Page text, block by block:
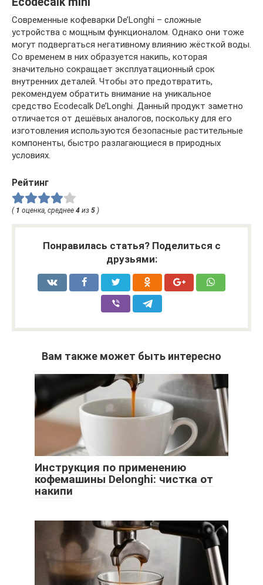
Современные кофеварки De’Longhi – сложные
устройства с мощным функционалом. Однако они тоже
могут подвергаться негативному влиянию жёсткой воды.
Со временем в них образуется накипь, которая
значительно сокращает эксплуатационный срок
внутренних деталей. Чтобы это предотвратить,
рекомендуем обратить внимание на уникальное
средство Ecodecalk De’Longhi. Данный продукт заметно
отличается от дешёвых аналогов, поскольку для его
изготовления используются безопасные растительные
компоненты, быстро разлагающиеся в природных
условиях.
Рейтинг
( 1 оценка, среднее 4 из 5 )
Понравилась статья? Поделиться с
друзьями:
Вам также может быть интересно
Инструкция по применению
кофемашины Delonghi: чистка от
накипи